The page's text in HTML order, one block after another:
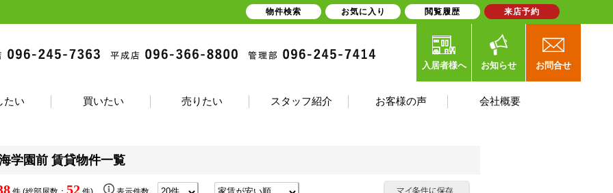
入居者様へ お知らせ お問合せ
たい 買いたい 売りたい スタッフ紹介 お客様の声 会社概要
学園前 賃貸物件一覧
52
物件検索 お気に入り 閲覧履歴 来店予約